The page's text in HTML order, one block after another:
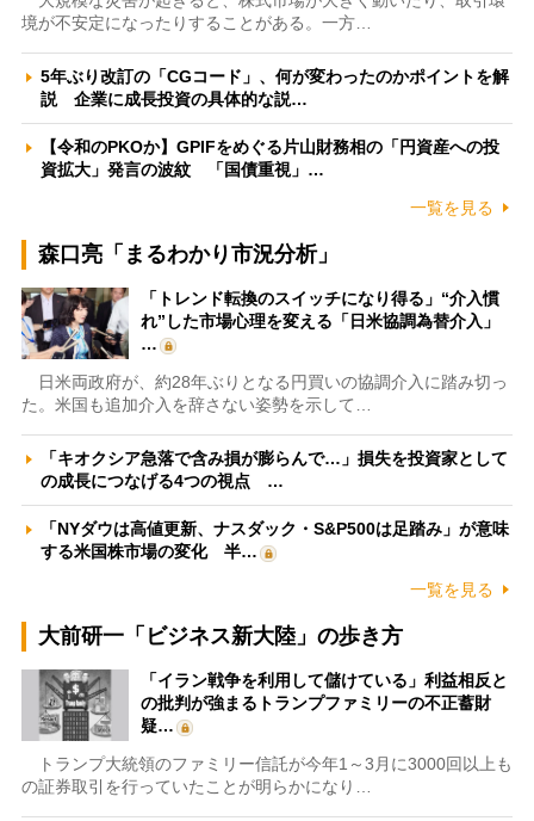
境が不安定になったりすることがある。一方…
5年ぶり改訂の「CGコード」、何が変わったのかポイントを解
説 企業に成長投資の具体的な説…
【令和のPKOか】GPIFをめぐる片山財務相の「円資産への投
資拡大」発言の波紋 「国債重視」…
一覧を見る
森口亮「まるわかり市況分析」
「トレンド転換のスイッチになり得る」“介入慣
れ”した市場心理を変える「日米協調為替介入」
…
日米両政府が、約28年ぶりとなる円買いの協調介入に踏み切っ
た。米国も追加介入を辞さない姿勢を示して…
「キオクシア急落で含み損が膨らんで…」損失を投資家として
の成長につなげる4つの視点 …
「NYダウは高値更新、ナスダック・S&P500は足踏み」が意味
する米国株市場の変化 半…
一覧を見る
大前研一「ビジネス新大陸」の歩き方
「イラン戦争を利用して儲けている」利益相反と
の批判が強まるトランプファミリーの不正蓄財
疑…
トランプ大統領のファミリー信託が今年1～3月に3000回以上も
の証券取引を行っていたことが明らかになり…